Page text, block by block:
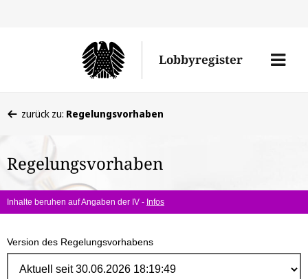
Lobbyregister
Menü
befinden
hier:
zurück zu: Regelungsvorhaben
Regelungsvorhaben
Inhalte beruhen auf Angaben der IV - Infos
Version des Regelungsvorhabens